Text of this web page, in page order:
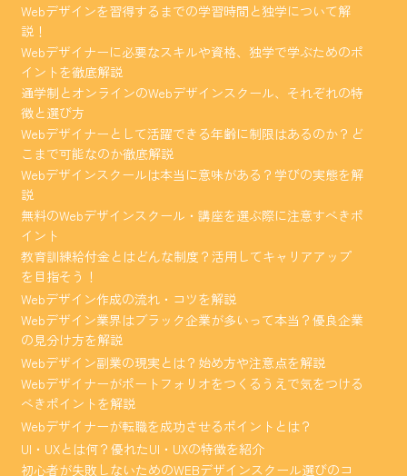
Webデザインを習得するまでの学習時間と独学について解
説！
Webデザイナーに必要なスキルや資格、独学で学ぶためのポ
イントを徹底解説
通学制とオンラインのWebデザインスクール、それぞれの特
徴と選び方
Webデザイナーとして活躍できる年齢に制限はあるのか？ど
こまで可能なのか徹底解説
Webデザインスクールは本当に意味がある？学びの実態を解
説
無料のWebデザインスクール・講座を選ぶ際に注意すべきポ
イント
教育訓練給付金とはどんな制度？活用してキャリアアップ
を目指そう！
Webデザイン作成の流れ・コツを解説
Webデザイン業界はブラック企業が多いって本当？優良企業
の見分け方を解説
Webデザイン副業の現実とは？始め方や注意点を解説
Webデザイナーがポートフォリオをつくるうえで気をつける
べきポイントを解説
Webデザイナーが転職を成功させるポイントとは？
UI・UXとは何？優れたUI・UXの特徴を紹介
初心者が失敗しないためのWEBデザインスクール選びのコ